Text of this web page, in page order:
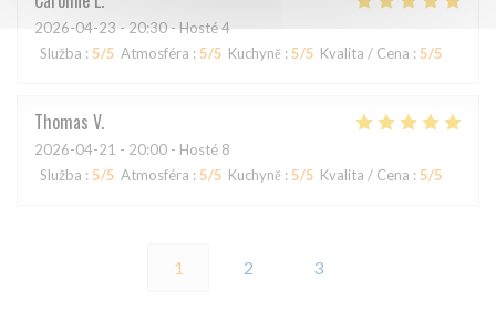
2026-04-23 - 20:30 - Hosté 4
Služba : 5/5 Atmosféra : 5/5 Kuchyně : 5/5 Kvalita / Cena : 5/5
Thomas V
2026-04-21 - 20:00 - Hosté 8
Služba : 5/5 Atmosféra : 5/5 Kuchyně : 5/5 Kvalita / Cena : 5/5
1 2 3